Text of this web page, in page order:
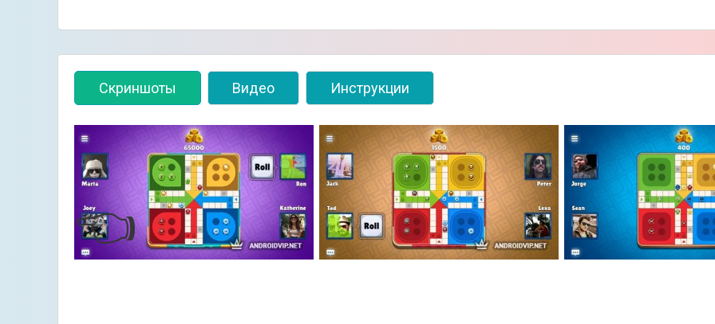
Скриншоты Видео Инструкции
👈